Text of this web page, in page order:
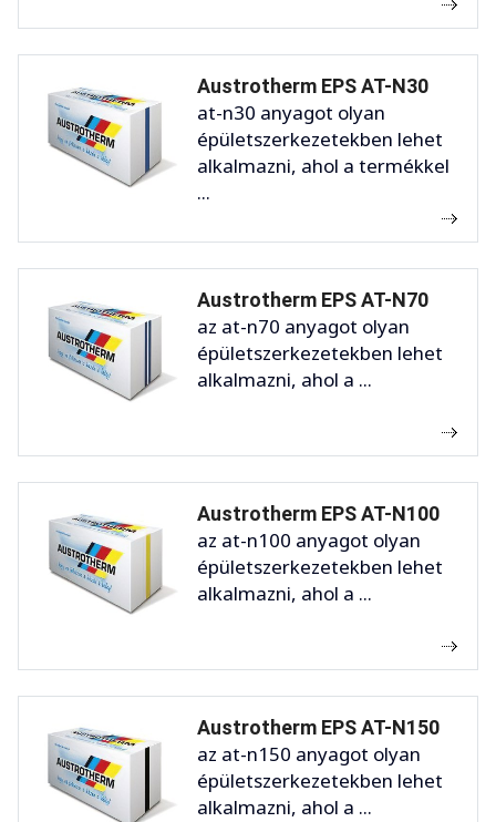
Austrotherm EPS AT-N30
at-n30 anyagot olyan
épületszerkezetekben lehet
alkalmazni, ahol a termékkel
...
Austrotherm EPS AT-N70
az at-n70 anyagot olyan
épületszerkezetekben lehet
alkalmazni, ahol a ...
Austrotherm EPS AT-N100
az at-n100 anyagot olyan
épületszerkezetekben lehet
alkalmazni, ahol a ...
Austrotherm EPS AT-N150
az at-n150 anyagot olyan
épületszerkezetekben lehet
alkalmazni, ahol a ...